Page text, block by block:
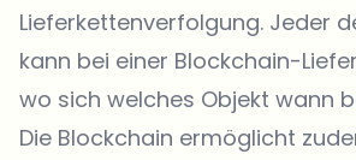
Lieferkettenverfolgung. Jeder
kann bei einer Blockchain-
wo sich welches Objekt wann
Die Blockchain ermöglicht